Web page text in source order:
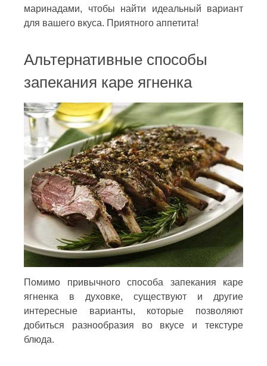
маринадами, чтобы найти идеальный вариант
для вашего вкуса. Приятного аппетита!
Альтернативные способы
запекания каре ягненка
Помимо привычного способа запекания каре
ягненка в духовке, существуют и другие
интересные варианты, которые позволяют
добиться разнообразия во вкусе и текстуре
блюда.